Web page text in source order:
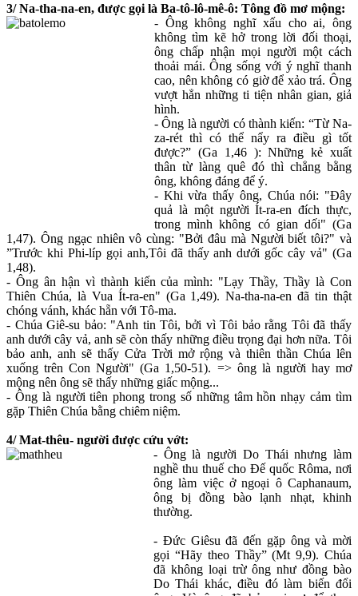
3/ Na-tha-na-en, được gọi là Ba-tô-lô-mê-ô: Tông đồ mơ mộng:
- Ông không nghĩ xấu cho ai, ông
không tìm kẽ hở trong lời đối thoại,
ông chấp nhận mọi người một cách
thoải mái. Ông sống với ý nghĩ thanh
cao, nên không có giờ để xảo trá. Ông
vượt hẳn những ti tiện nhân gian, giả
hình.
- Ông là người có thành kiến: “Từ Na-
za-rét thì có thể nẩy ra điều gì tốt
được?” (Ga 1,46 ): Những kẻ xuất
thân từ làng quê đó thì chẳng bằng
ông, không đáng để ý.
- Khi vừa thấy ông, Chúa nói: "Đây
quả là một người Ít-ra-en đích thực,
trong mình không có gian dối" (Ga
1,47). Ông ngạc nhiên vô cùng: "Bởi đâu mà Người biết tôi?" và
”Trước khi Phi-líp gọi anh,Tôi đã thấy anh dưới gốc cây vả" (Ga
1,48).
- Ông ân hận vì thành kiến của mình: "Lạy Thầy, Thầy là Con
Thiên Chúa, là Vua Ít-ra-en" (Ga 1,49). Na-tha-na-en đã tin thật
chóng vánh, khác hẵn với Tô-ma.
- Chúa Giê-su bảo: "Anh tin Tôi, bởi vì Tôi bảo rằng Tôi đã thấy
anh dưới cây vả, anh sẽ còn thấy những điều trọng đại hơn nữa. Tôi
bảo anh, anh sẽ thấy Cửa Trời mở rộng và thiên thần Chúa lên
xuống trên Con Người" (Ga 1,50-51). => ông là người hay mơ
mộng nên ông sẽ thấy những giấc mộng...
- Ông là người tiên phong trong số những tâm hồn nhạy cảm tìm
gặp Thiên Chúa bằng chiêm niệm.
4/ Mat-thêu- người được cứu vớt:
- Ông là người Do Thái nhưng làm
nghề thu thuế cho Đế quốc Rôma, nơi
ông làm việc ở ngoại ô Caphanaum,
ông bị đồng bào lạnh nhạt, khinh
thường.
- Đức Giêsu đã đến gặp ông và mời
gọi “Hãy theo Thầy” (Mt 9,9). Chúa
đã không loại trừ ông như đồng bào
Do Thái khác, điều đó làm biến đổi